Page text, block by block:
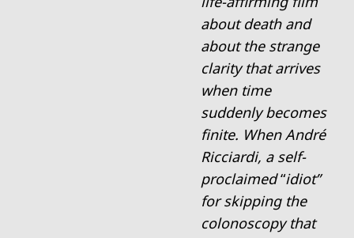
about death and
about the strange
clarity that arrives
when time
suddenly becomes
finite. When André
Ricciardi, a self-
proclaimed“idiot”
for skipping the
colonoscopy that